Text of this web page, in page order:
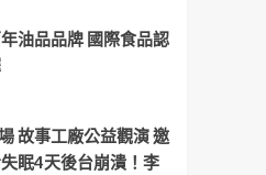
油品品牌 國際食品認
故事工廠公益觀演 邀
眠4天後台崩潰！李